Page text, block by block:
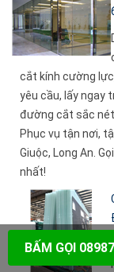
cắt kính cường
yêu cầu, lấy ngay
đường cắt sắc
Phục vụ tận nơi,
Giuộc, Long An.
nhất!
BẤM GỌI